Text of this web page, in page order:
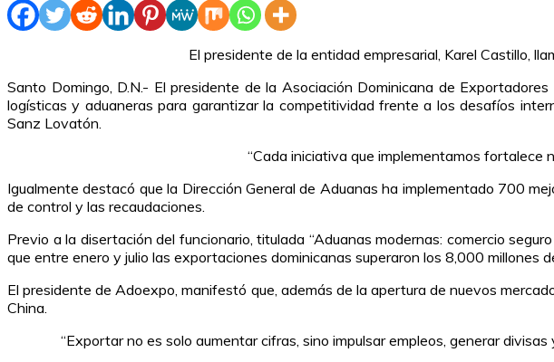
El presidente de la entidad empresarial, Karel Castillo,
Santo Domingo, D.N.- El presidente de la Asociación Dominicana de
logísticas y aduaneras para garantizar la competitividad frente a los desafíos
Sanz Lovatón.
“Cada iniciativa que implementamos fortalece
Igualmente destacó que la Dirección General de Aduanas ha implementado 700
de control y las recaudaciones.
Previo a la disertación del funcionario, titulada “Aduanas modernas: comercio
que entre enero y julio las exportaciones dominicanas superaron los 8,000 millones
El presidente de Adoexpo, manifestó que, además de la apertura de nuevos
China.
“Exportar no es solo aumentar cifras, sino impulsar empleos, generar